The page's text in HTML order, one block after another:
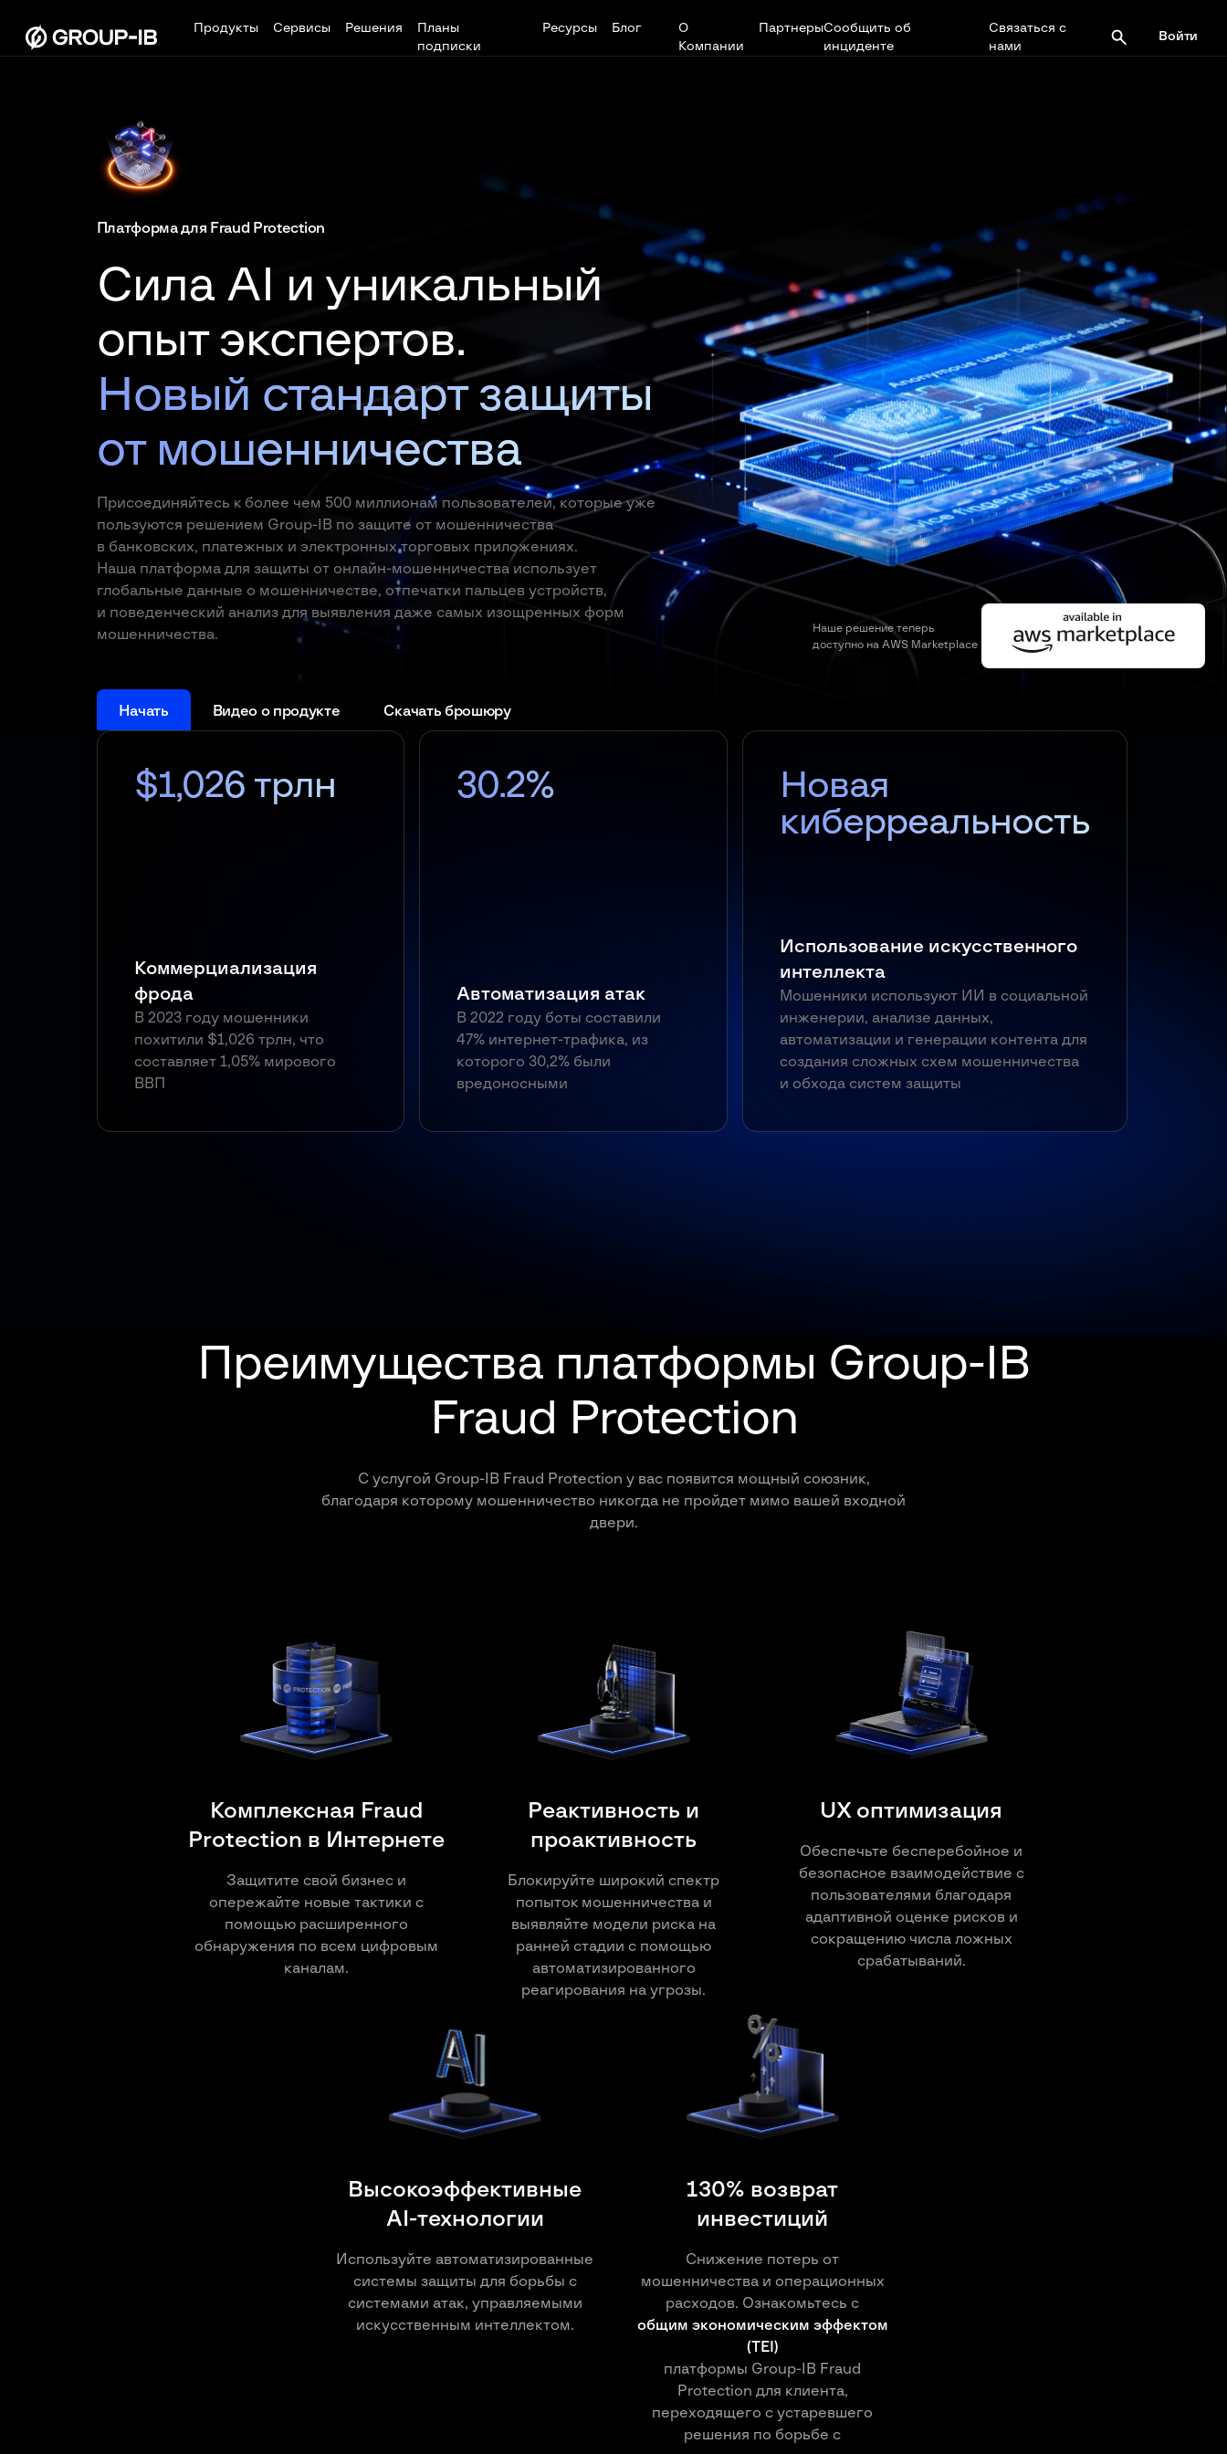
Продукты Сервисы Решения
Планы
подписки
Ресурсы Блог
О
Компании
ПартнерыСообщить об
инциденте
Связаться с
нами
Войти
Платформа для Fraud Protection
Сила AI и уникальный
опыт экспертов.
Новый стандарт защиты
от мошенничества
Присоединяйтесь к более чем 500 миллионам пользователей, которые уже
пользуются решением Group-IB по защите от мошенничества
в банковских, платежных и электронных торговых приложениях.
Наша платформа для защиты от онлайн-мошенничества использует
глобальные данные о мошенничестве, отпечатки пальцев устройств,
и поведенческий анализ для выявления даже самых изощренных форм
мошенничества.
Начать Видео о продукте Скачать брошюру
Наше решение теперь
доступно на AWS Marketplace
$1,026 трлн
Коммерциализация
фрода
В 2023 году мошенники
похитили $1,026 трлн, что
составляет 1,05% мирового
ВВП
30.2%
Автоматизация атак
В 2022 году боты составили
47% интернет-трафика, из
которого 30,2% были
вредоносными
Новая
киберреальность
Использование искусственного
интеллекта
Мошенники используют ИИ в социальной
инженерии, анализе данных,
автоматизации и генерации контента для
создания сложных схем мошенничества
и обхода систем защиты
Преимущества платформы Group-IB
Fraud Protection
С услугой Group-IB Fraud Protection у вас появится мощный союзник,
благодаря которому мошенничество никогда не пройдет мимо вашей входной
двери.
Комплексная Fraud
Protection в Интернете
Защитите свой бизнес и
опережайте новые тактики с
помощью расширенного
обнаружения по всем цифровым
каналам.
Реактивность и
проактивность
Блокируйте широкий спектр
попыток мошенничества и
выявляйте модели риска на
ранней стадии с помощью
автоматизированного
реагирования на угрозы.
UX оптимизация
Обеспечьте бесперебойное и
безопасное взаимодействие с
пользователями благодаря
адаптивной оценке рисков и
сокращению числа ложных
срабатываний.
Высокоэффективные
AI-технологии
Используйте автоматизированные
системы защиты для борьбы с
системами атак, управляемыми
искусственным интеллектом.
130% возврат
инвестиций
Снижение потерь от
мошенничества и операционных
расходов. Ознакомьтесь с
общим экономическим эффектом
(TEI)
платформы Group-IB Fraud
Protection для клиента,
переходящего с устаревшего
решения по борьбе с